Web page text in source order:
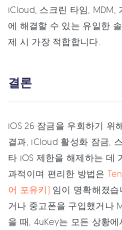
iCloud, 스크린 타임, MDM,
에 해결할 수 있는 유일한
제 시 가장 적합합니다.
결론
iOS 26 잠금을 우회하기 위
결과, iCloud 활성화 잠금,
타 iOS 제한을 해제하는 데
과적이며 편리한 방법은
어 포유키) 임이 명확해졌
거나 중고폰을 구입했거나
을 때, 4uKey는 모든 상황